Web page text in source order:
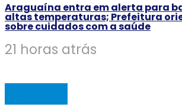
Araguaína entra em alerta para
altas temperaturas; Prefeitura
sobre cuidados com a saúde
21 horas atrás